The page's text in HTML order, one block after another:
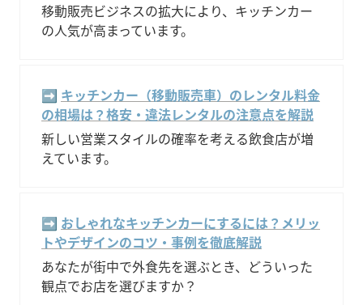
移動販売ビジネスの拡大により、キッチンカー
の人気が高まっています。
➡️ キッチンカー（移動販売車）のレンタル料金
の相場は？格安・違法レンタルの注意点を解説
新しい営業スタイルの確率を考える飲食店が増
えています。
➡️ おしゃれなキッチンカーにするには？メリッ
トやデザインのコツ・事例を徹底解説
あなたが街中で外食先を選ぶとき、どういった
観点でお店を選びますか？